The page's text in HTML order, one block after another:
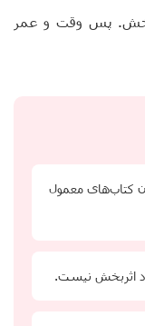
پس وقت و عمر
کتاب‌های معمول
اثربخش نیست.